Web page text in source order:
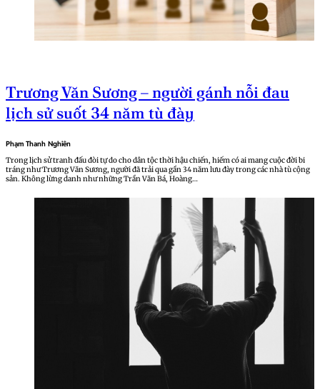
Trương Văn Sương – người gánh nỗi đau
lịch sử suốt 34 năm tù đày
Phạm Thanh Nghiên
Trong lịch sử tranh đấu đòi tự do cho dân tộc thời hậu chiến, hiếm có ai mang cuộc đời bi
tráng như Trương Văn Sương, người đã trải qua gần 34 năm lưu đày trong các nhà tù cộng
sản. Không lừng danh như những Trần Văn Bá, Hoàng…